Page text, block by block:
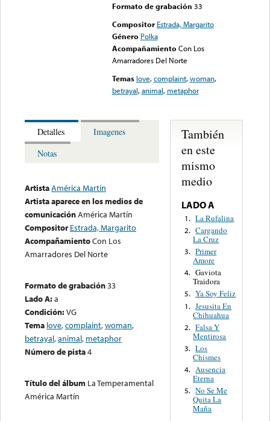
Formato de grabación 33
Compositor Estrada, Margarito
Género Polka
Acompañamiento Con Los
Amarradores Del Norte
Temas love,complaint,woman,
betrayal,animal, metaphor
Detalles
Imagenes
Notas
ArtistaAmérica Martín
Artista aparece en los medios de
comunicaciónAmérica Martín
Compositor Estrada, Margarito
AcompañamientoCon Los
Amarradores Del Norte
Formato de grabación33
Lado A:a
Condición:VG
Tema love,complaint,woman,
betrayal,animal, metaphor
Número de pista4
Título del álbum La Temperamental
América Martín
También
en este
mismo
medio
LADO A
1. La Rufalina
2. Cargando
La Cruz
3. Primer
Amore
4. Gaviota
Traidora
5. Ya Soy Feliz
1. Jesusita En
Chihuahua
2. Falsa Y
Mentirosa
3. Los
Chismes
4. Ausencia
Eterna
5. No Se Me
Quita La
Maña